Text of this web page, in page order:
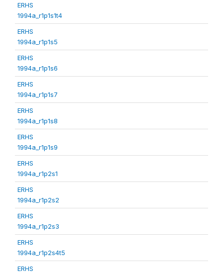
ERHS
1994a_r1p1s1t4
ERHS
1994a_r1p1s5
ERHS
1994a_r1p1s6
ERHS
1994a_r1p1s7
ERHS
1994a_r1p1s8
ERHS
1994a_r1p1s9
ERHS
1994a_r1p2s1
ERHS
1994a_r1p2s2
ERHS
1994a_r1p2s3
ERHS
1994a_r1p2s4t5
ERHS